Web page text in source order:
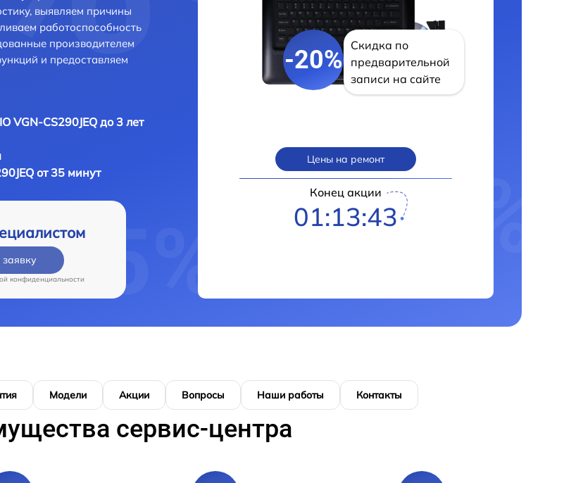
выявляем причины
работоспособность
производителем
и предоставляем
VGN-CS290JEQ до 3 лет
от 35 минут
заявку
конфиденциальности
-20%
Скидка по
предварительной
записи на сайте
Цены на ремонт
Конец акции
01:13:42
Модели Акции Вопросы Наши работы Контакты
сервис-центра